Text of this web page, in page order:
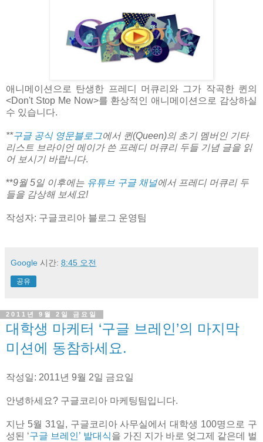
애니메이션으로 탄생한 프레디 머큐리와 그가 작곡한 퀸의
<Don't Stop Me Now>를 환상적인 애니메이션으로 감상하실
수 있습니다.
**구글 공식 영문블로그에서 퀸(Queen)의 초기 멤버인 기타
리스트 브라이언 메이가 쓴 프레디 머큐리 두들 기념 글을 읽
어 보시기 바랍니다.
**9월 5일 이후에는 유튜브 구글 채널에서 프레디 머큐리 두
들을 감상해 보세요!
작성자: 구글코리아 블로그 운영팀
Google 시간: 8:45 오전
공유
2011년 9월 2일 금요일
대학생 마케터 ‘구글 브레인’의 마지막
미션에 동참하세요.
작성일: 2011년 9월 2일 금요일
안녕하세요? 구글코리아 마케팅팀입니다.
지난 5월 31일, 구글코리아 사무실에서 대학생 100명으로 구
성된 ‘구글 브레인’ 발대식을 가진 지가 바로 엊그제 같은데 벌